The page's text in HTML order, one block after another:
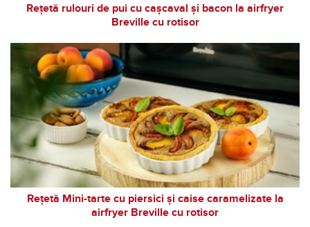
Rețetă rulouri de pui cu cașcaval și bacon la airfryer
Breville cu rotisor
Rețetă Mini-tarte cu piersici și caise caramelizate la
airfryer Breville cu rotisor